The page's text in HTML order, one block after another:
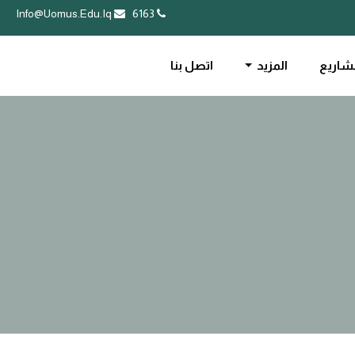
Info@Uomus.Edu.Iq
المزيد اتصل بنا